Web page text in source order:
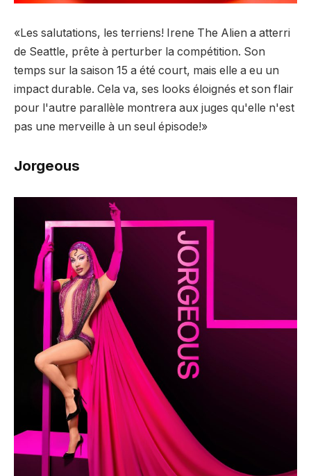
«Les salutations, les terriens! Irene The Alien a atterri
de Seattle, prête à perturber la compétition. Son
temps sur la saison 15 a été court, mais elle a eu un
impact durable. Cela va, ses looks éloignés et son flair
pour l'autre parallèle montrera aux juges qu'elle n'est
pas une merveille à un seul épisode!»
Jorgeous